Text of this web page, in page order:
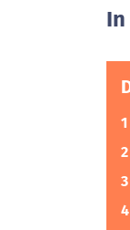
1
2
3
4